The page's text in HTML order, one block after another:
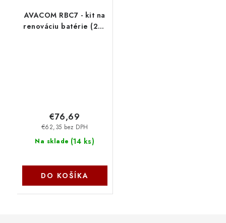
AVACOM RBC7 - kit na
renováciu batérie (2ks
Na sklade (14 ks)
€62,35 bez DPH
€76,69
DO KOŠÍKA